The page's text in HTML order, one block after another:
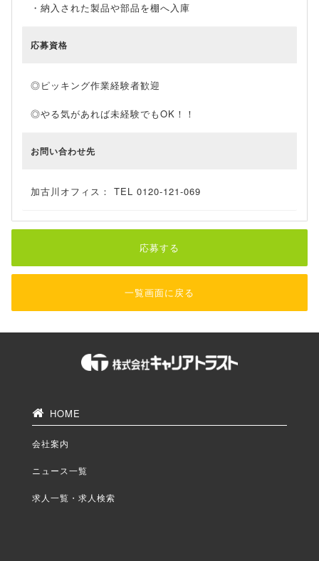
・納入された製品や部品を棚へ入庫
応募資格
◎ピッキング作業経験者歓迎
◎やる気があれば未経験でもOK！！
お問い合わせ先
加古川オフィス： TEL 0120-121-069
応募する
一覧画面に戻る
HOME
会社案内
ニュース一覧
求人一覧・求人検索